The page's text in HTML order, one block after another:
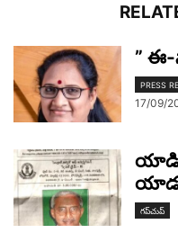
”
PRESS
17/09/
గ‌ప్‌చుప్